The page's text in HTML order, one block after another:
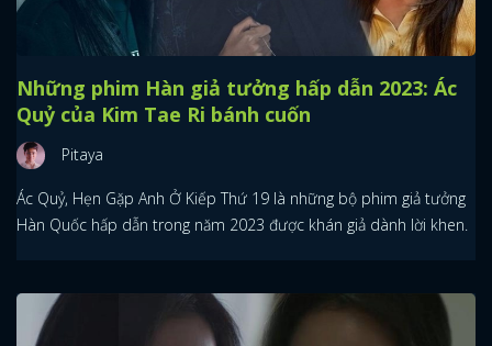
Những phim Hàn giả tưởng hấp dẫn 2023: Ác
Quỷ của Kim Tae Ri bánh cuốn
Pitaya
Ác Quỷ, Hẹn Gặp Anh Ở Kiếp Thứ 19 là những bộ phim giả tưởng
Hàn Quốc hấp dẫn trong năm 2023 được khán giả dành lời khen.